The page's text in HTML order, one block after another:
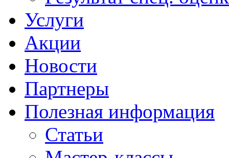
Услуги
Акции
Новости
Партнеры
Полезная информация
Статьи